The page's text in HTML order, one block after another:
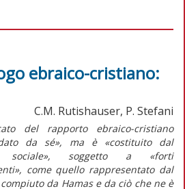
ebraico-cristiano:
C.M. Rutishauser, P. Stefani
del rapporto ebraico-cristiano
da sé», ma è «costituito dal
sociale», soggetto a «forti
come quello rappresentato dal
da Hamas e da ciò che ne è